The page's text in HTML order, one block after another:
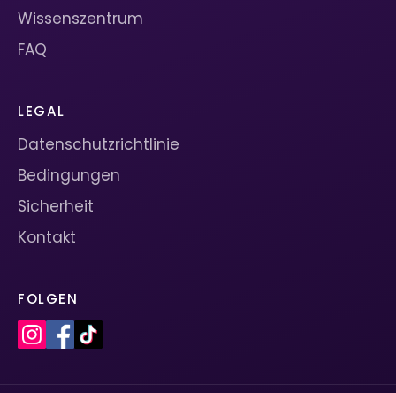
Wissenszentrum
FAQ
LEGAL
Datenschutzrichtlinie
Bedingungen
Sicherheit
Kontakt
FOLGEN